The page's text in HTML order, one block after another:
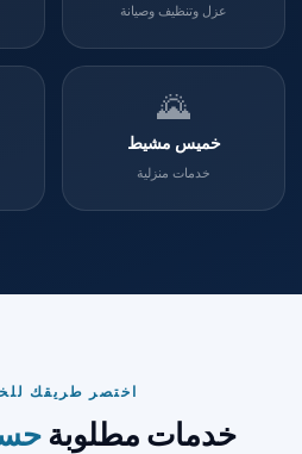
عزل وتنظيف وصيانة
🌄
خميس مشيط
خدمات منزلية
اختصر طريقك
خدمات مطلوبة